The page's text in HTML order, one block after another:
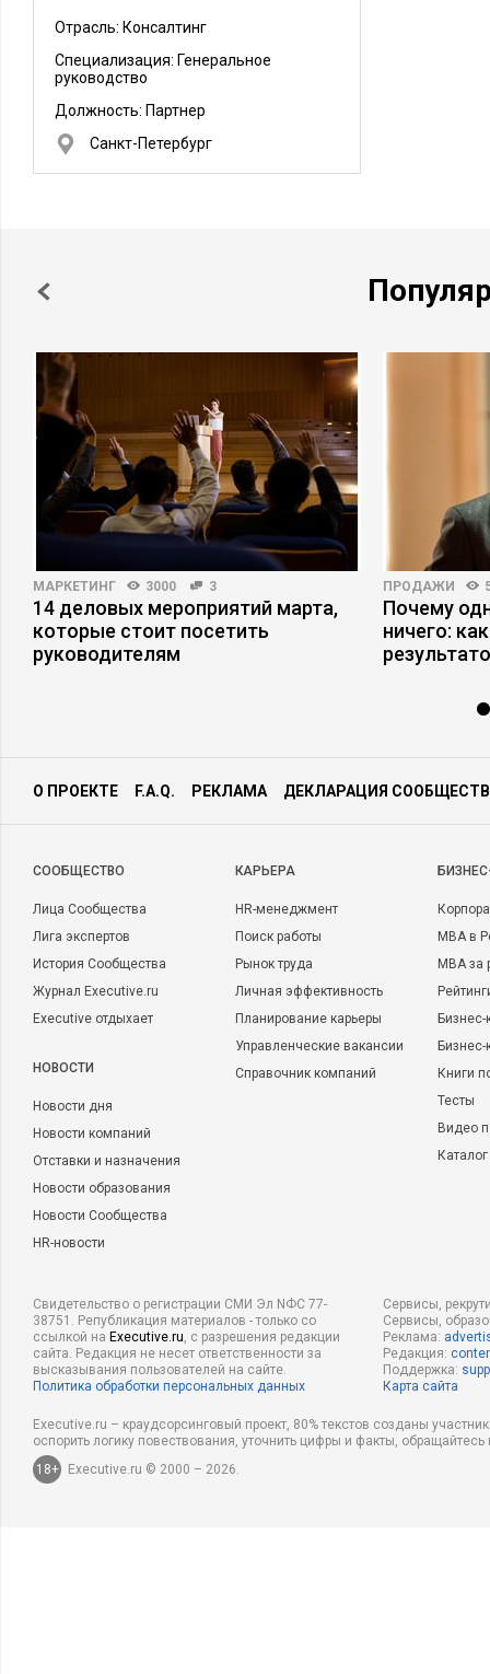
Отрасль: Консалтинг
Специализация: Генеральное
руководство
Должность: Партнер
Санкт-Петербург
МАРКЕТИНГ 3000 3
14 деловых мероприятий марта,
которые стоит посетить
руководителям
ПРОДАЖИ
Почему
ничего:
О ПРОЕКТЕ F.A.Q. РЕКЛАМА ДЕКЛАРАЦИЯ
CООБЩЕСТВО
Лица Сообщества
Лига экспертов
История Сообщества
Журнал Executive.ru
Executive отдыхает
НОВОСТИ
Новости дня
Новости компаний
Отставки и назначения
Новости образования
Новости Сообщества
HR-новости
КАРЬЕРА
HR-менеджмент
Поиск работы
Рынок труда
Личная эффективность
Планирование карьеры
Управленческие вакансии
Справочник компаний
MBA в
MBA
Бизнес-
Книги
Тесты
Видео
Свидетельство о регистрации СМИ Эл NФС 77-
38751. Републикация материалов - только со
ссылкой на Executive.ru, с разрешения редакции
сайта. Редакция не несет ответственности за
высказывания пользователей на сайте.
Политика обработки персональных данных
Сервисы,
Сервисы,
Реклама:
Редакция:
Поддержка:
Карта сайта
Executive.ru – краудсорсинговый проект, 80% текстов созданы
оспорить логику повествования, уточнить цифры и факты,
18+
Executive.ru © 2000 – 2026.